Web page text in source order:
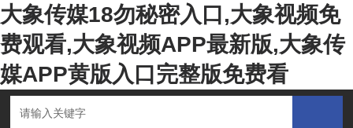
大象传媒18勿秘密入口,大象视频免
费观看,大象视频APP最新版,大象传
媒APP黄版入口完整版免费看